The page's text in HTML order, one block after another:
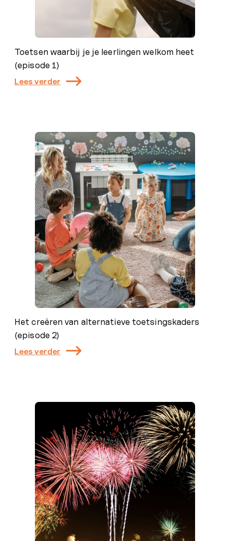
Toetsen waarbij je je leerlingen welkom heet
(episode 1)
Lees verder
Het creëren van alternatieve toetsingskaders
(episode 2)
Lees verder